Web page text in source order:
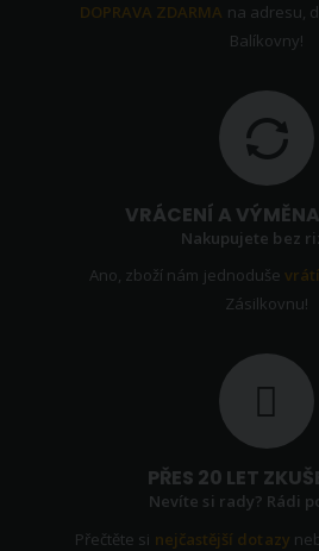
DOPRAVA ZDARMA na adresu,
Balíkovny!
VRÁCENÍ A
Nakupujete bez
Ano, zboží nám jednoduše
Zásilkovnu!
PŘES 20 LET
Nevíte si rady? Rádi
Přečtěte si nejčastější dotazy